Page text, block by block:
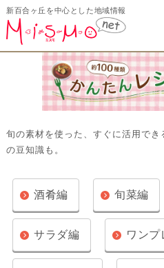
新百合ヶ丘を中心とした地域情報
旬の素材を使った、すぐに活用でき
の豆知識も。
酒肴編 旬菜編
サラダ編 ワンプ